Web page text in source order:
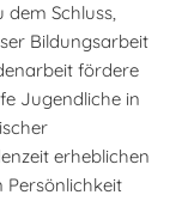
Schluss,
Bildungsarbeit
fördere
Jugendliche in
erheblichen
Persönlichkeit